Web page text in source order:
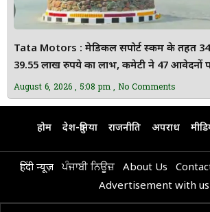
Tata Motors : मेडिकल सपोर्ट स्कीम के तहत 34
39.55 लाख रुपये का लाभ, कमेटी ने 47 आवेदनों
August 6, 2026 5:08 pm No Comments
होम देश-दुनिया राजनीति अपराध
हिंदी न्यूज़ ਪੰਜਾਬੀ ਨਿਊਜ਼ About Us
Advertisement with us